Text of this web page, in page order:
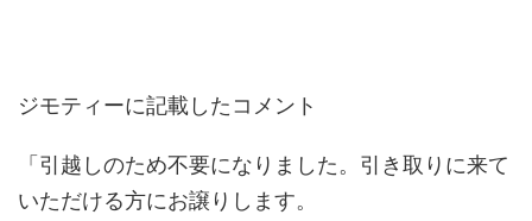
ジモティーに記載したコメント
「引越しのため不要になりました。引き取りに来て
いただける方にお譲りします。